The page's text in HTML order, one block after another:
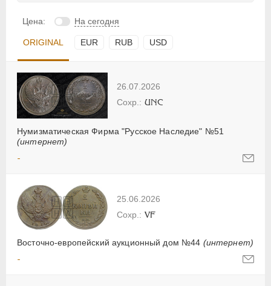
Цена: На сегодня
ORIGINAL EUR RUB USD
26.07.2026
Нумизматическая Фирма "Русское Наследие" №51
(интернет)
UNC
-
25.06.2026
Восточно-европейский аукционный дом №44 (интернет)
VF
-